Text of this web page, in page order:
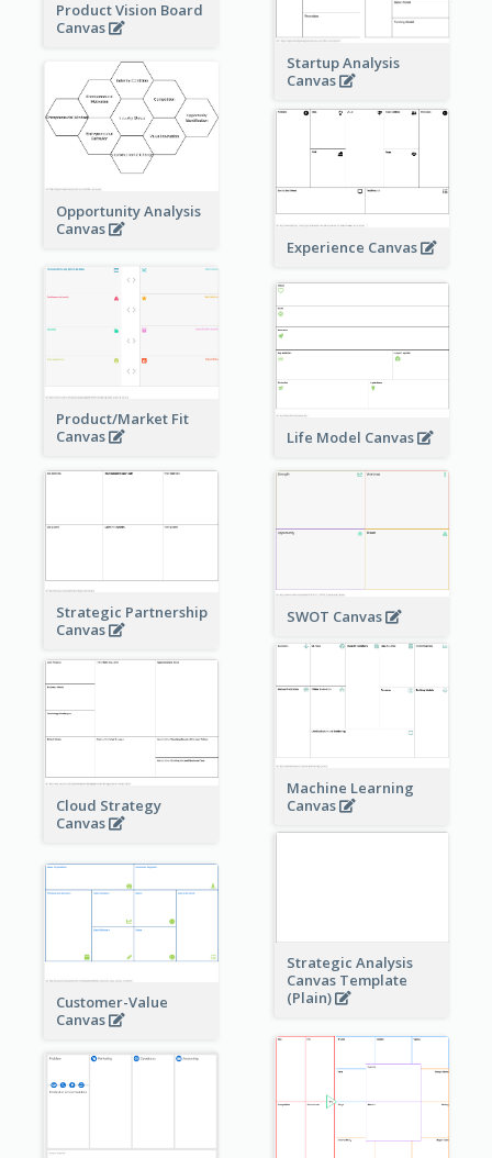
Product Vision Board
Canvas
Startup Analysis
Canvas
Opportunity Analysis
Canvas
Experience Canvas
Product/Market Fit
Canvas
Life Model Canvas
Strategic Partnership
Canvas
SWOT Canvas
Machine Learning
Canvas
Cloud Strategy
Canvas
Strategic Analysis
Canvas Template
(Plain)
Customer-Value
Canvas